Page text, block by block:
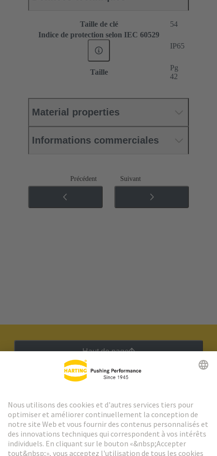
Taille de clé
54
Indice de protection selon IEC 60529
IP65
Taille
Pg
42
Material properties
Informations commerciales
Précédent Suivant
Haut de page
Aller à l'inscription